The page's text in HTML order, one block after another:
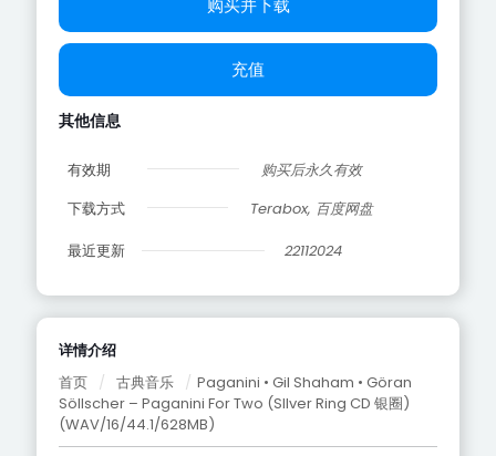
详情介绍
首页 / 古典音乐 / Paganini • Gil Shaham • Göran
Söllscher – Paganini For Two (SIlver Ring CD 银圈)
(WAV/16/44.1/628MB)
购买并下载
充值
其他信息
有效期
购买后永久有效
下载方式
Terabox, 百度网盘
最近更新
22112024